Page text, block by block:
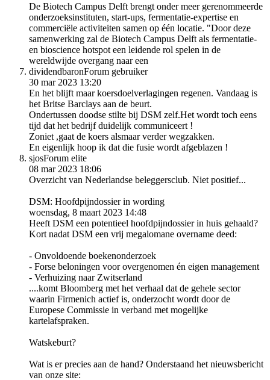
De Biotech Campus Delft brengt onder meer gerenommeerde
onderzoeksinstituten, start-ups, fermentatie-expertise en
commerciële activiteiten samen op één locatie. "Door deze
samenwerking zal de Biotech Campus Delft als fermentatie-
en bioscience hotspot een leidende rol spelen in de
wereldwijde overgang naar een
dividendbaronForum gebruiker
30 mar 2023 13:20
En het blijft maar koersdoelverlagingen regenen. Vandaag is
het Britse Barclays aan de beurt.
Ondertussen doodse stilte bij DSM zelf.Het wordt toch eens
tijd dat het bedrijf duidelijk communiceert !
Zoniet ,gaat de koers alsmaar verder wegzakken.
En eigenlijk hoop ik dat die fusie wordt afgeblazen !
sjosForum elite
08 mar 2023 18:06
Overzicht van Nederlandse beleggersclub. Niet positief...
DSM: Hoofdpijndossier in wording
woensdag, 8 maart 2023 14:48
Heeft DSM een potentieel hoofdpijndossier in huis gehaald?
Kort nadat DSM een vrij megalomane overname deed:
- Onvoldoende boekenonderzoek
- Forse beloningen voor overgenomen én eigen management
- Verhuizing naar Zwitserland
....komt Bloomberg met het verhaal dat de gehele sector
waarin Firmenich actief is, onderzocht wordt door de
Europese Commissie in verband met mogelijke
kartelafspraken.
Watskeburt?
Wat is er precies aan de hand? Onderstaand het nieuwsbericht
van onze site: